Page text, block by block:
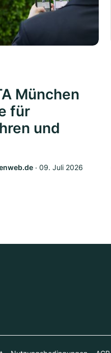
München
für
und
‧ 09. Juli 2026